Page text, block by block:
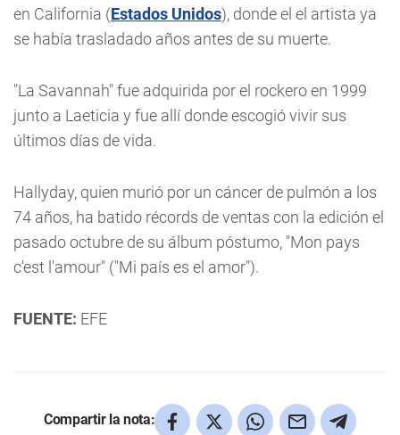
en California (Estados Unidos), donde el el artista ya
se había trasladado años antes de su muerte.
"La Savannah" fue adquirida por el rockero en 1999
junto a Laeticia y fue allí donde escogió vivir sus
últimos días de vida.
Hallyday, quien murió por un cáncer de pulmón a los
74 años, ha batido récords de ventas con la edición el
pasado octubre de su álbum póstumo, "Mon pays
c'est l'amour" ("Mi país es el amor").
FUENTE: EFE
Compartir la nota: